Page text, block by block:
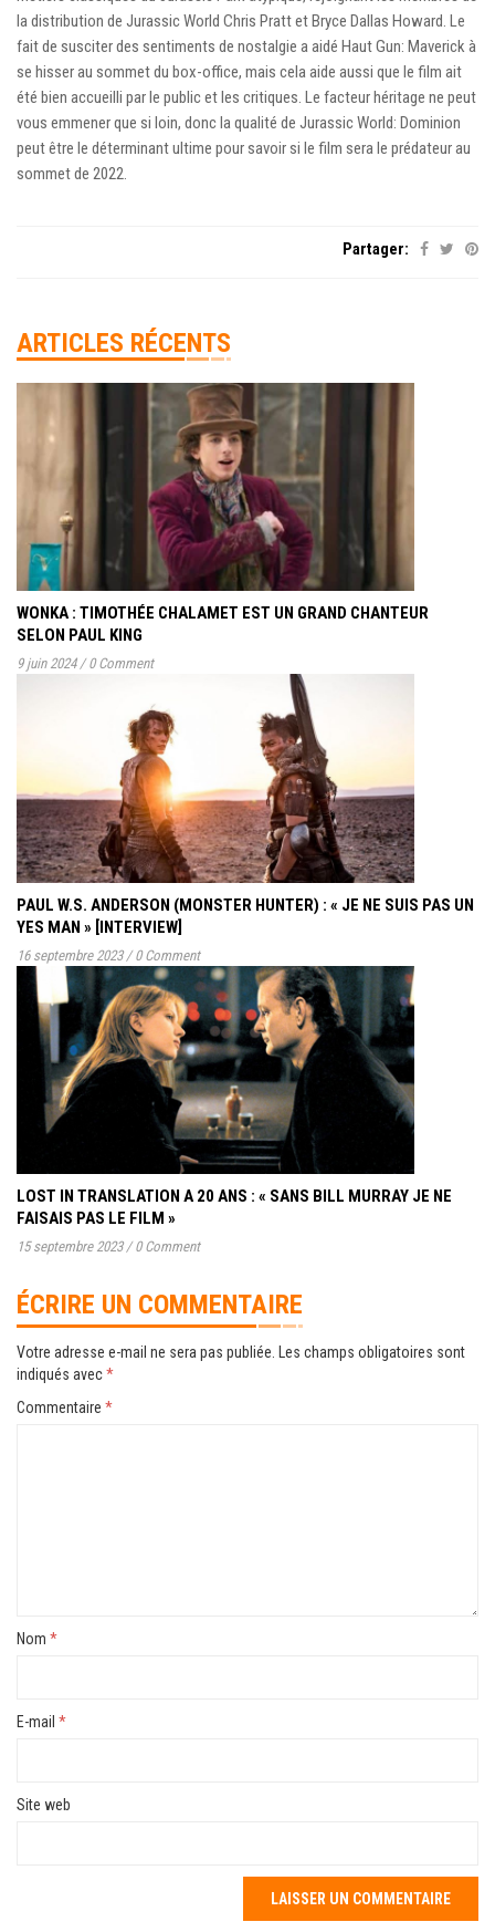
la distribution de Jurassic World Chris Pratt et Bryce Dallas Howard. Le
fait de susciter des sentiments de nostalgie a aidé Haut Gun: Maverick à
se hisser au sommet du box-office, mais cela aide aussi que le film ait
été bien accueilli par le public et les critiques. Le facteur héritage ne peut
vous emmener que si loin, donc la qualité de Jurassic World: Dominion
peut être le déterminant ultime pour savoir si le film sera le prédateur au
sommet de 2022.
Partager:
ARTICLES RÉCENTS
WONKA : TIMOTHÉE CHALAMET EST UN GRAND CHANTEUR
SELON PAUL KING
9 juin 2024 / 0 Comment
PAUL W.S. ANDERSON (MONSTER HUNTER) : « JE NE SUIS PAS UN
YES MAN » [INTERVIEW]
16 septembre 2023 / 0 Comment
LOST IN TRANSLATION A 20 ANS : « SANS BILL MURRAY JE NE
FAISAIS PAS LE FILM »
15 septembre 2023 / 0 Comment
ÉCRIRE UN COMMENTAIRE
Votre adresse e-mail ne sera pas publiée.
Les champs obligatoires sont
indiqués avec*
Commentaire *
Nom *
E-mail *
Site web